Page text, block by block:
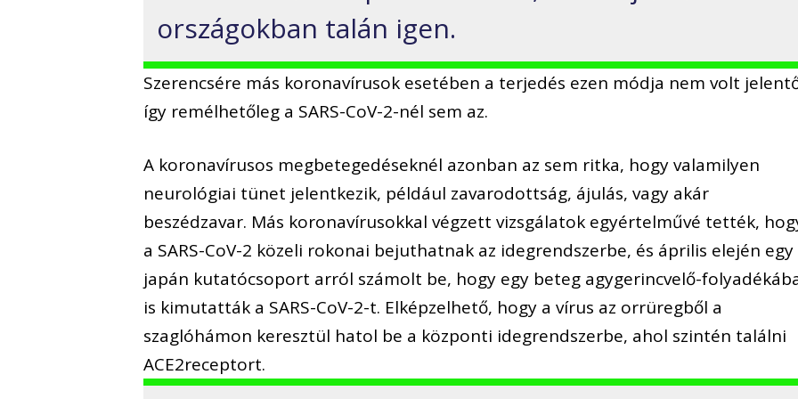
országokban talán igen.
Szerencsére más koronavírusok esetében a terjedés ezen módja nem volt
így remélhetőleg a SARS-CoV-2-nél sem az.
A koronavírusos megbetegedéseknél azonban az sem ritka, hogy valamilyen
neurológiai tünet jelentkezik, például zavarodottság, ájulás, vagy akár
beszédzavar. Más koronavírusokkal végzett vizsgálatok egyértelművé tették,
a SARS-CoV-2 közeli rokonai bejuthatnak az idegrendszerbe, és április elején egy
japán kutatócsoport arról számolt be, hogy egy beteg agygerincvelő-
is kimutatták a SARS-CoV-2-t. Elképzelhető, hogy a vírus az orrüregből a
szaglóhámon keresztül hatol be a központi idegrendszerbe, ahol szintén találni
ACE2receptort.